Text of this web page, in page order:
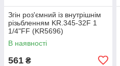
Згін роз'ємний із внутрішнім
різьбленням KR.345-32F 1
1/4"FF (KR5696)
В наявності
561 ₴